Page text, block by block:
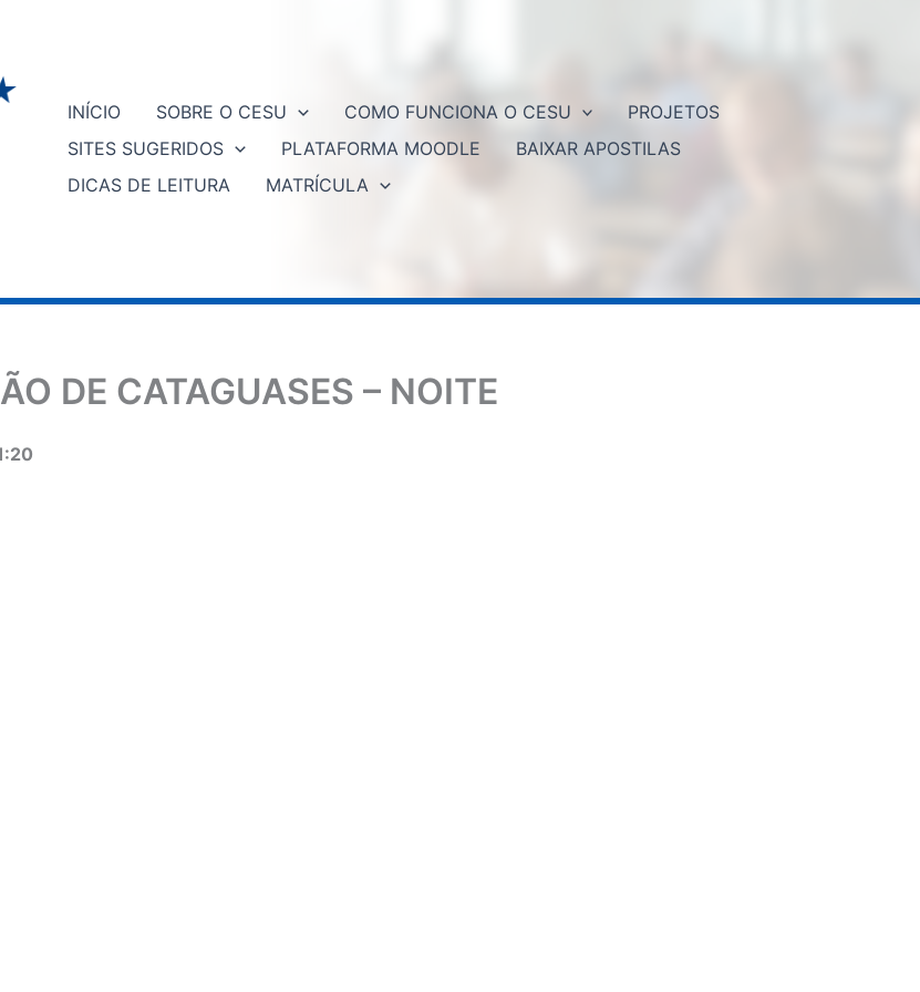
INÍCIO SOBRE O CESU COMO FUNCIONA O CESU
PROJETOS
SITES SUGERIDOS
PLATAFORMA MOODLE
BAIXAR APOSTILAS
DICAS DE LEITURA
MATRÍCULA
DE CATAGUASES – NOITE